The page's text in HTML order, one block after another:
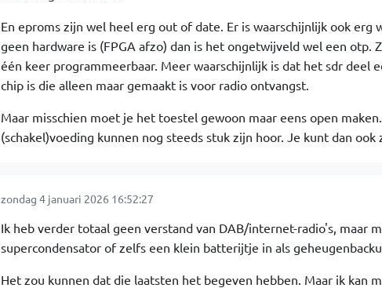
En eproms zijn wel heel erg out of date. Er is waarschijnlijk ook
geen hardware is (FPGA afzo) dan is het ongetwijveld wel een otp.
één keer programmeerbaar. Meer waarschijnlijk is dat het sdr deel
chip is die alleen maar gemaakt is voor radio ontvangst.
Maar misschien moet je het toestel gewoon maar eens open
(schakel)voeding kunnen nog steeds stuk zijn hoor. Je kunt dan
zondag 4 januari 2026 16:52:27
Ik heb verder totaal geen verstand van DAB/internet-radio's, maar
supercondensator of zelfs een klein batterijtje in als
Het zou kunnen dat die laatsten het begeven hebben. Maar ik kan